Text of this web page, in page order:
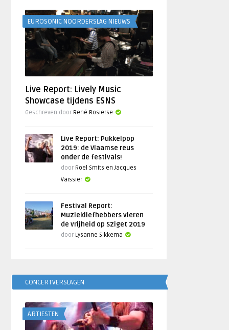
EUROSONIC NOORDERSLAG NIEUWS
Live Report: Lively Music
Showcase tijdens ESNS
Geschreven door René Rosierse
Live Report: Pukkelpop
2019: de Vlaamse reus
onder de festivals!
door Roel Smits en Jacques
Vaissier
Festival Report:
Muziekliefhebbers vieren
de vrijheid op Sziget 2019
door Lysanne Sikkema
CONCERTVERSLAGEN
ARTIESTEN